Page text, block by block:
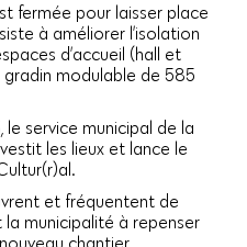
fermée pour laisser place
à améliorer l’isolation
d’accueil (hall et
modulable de 585
le service municipal de la
les lieux et lance le
et fréquentent de
la municipalité à repenser